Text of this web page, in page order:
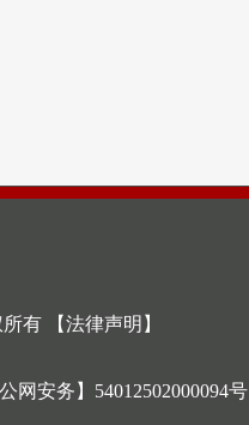
所有
【法律声明】
网安务】54012502000094号